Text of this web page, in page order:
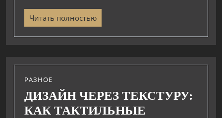
Читать полностью
РАЗНОЕ
ДИЗАЙН ЧЕРЕЗ ТЕКСТУРУ:
КАК ТАКТИЛЬНЫЕ